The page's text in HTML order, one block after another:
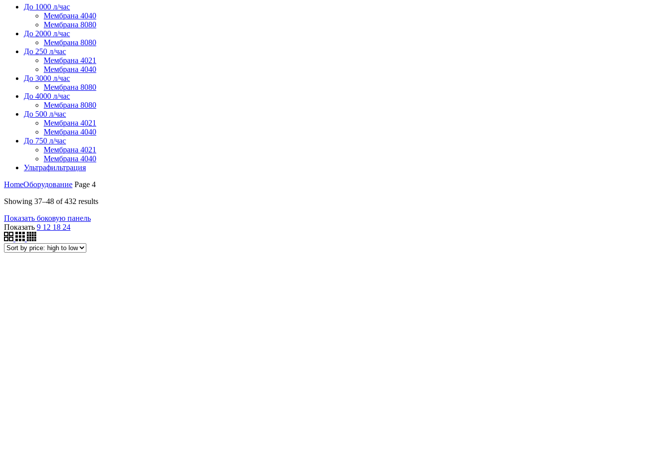
До 1000 л/час
Мембрана 4040
Мембрана 8080
До 2000 л/час
Мембрана 8080
До 250 л/час
Мембрана 4021
Мембрана 4040
До 3000 л/час
Мембрана 8080
До 4000 л/час
Мембрана 8080
До 500 л/час
Мембрана 4021
Мембрана 4040
До 750 л/час
Мембрана 4021
Мембрана 4040
Ультрафильтрация
HomeОборудование Page 4
Showing 37–48 of 432 results
Показать боковую панель
Показать 9 12 18 24